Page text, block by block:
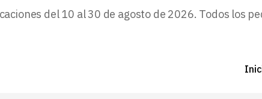
del 10 al 30 de agosto de 2026. Todos los